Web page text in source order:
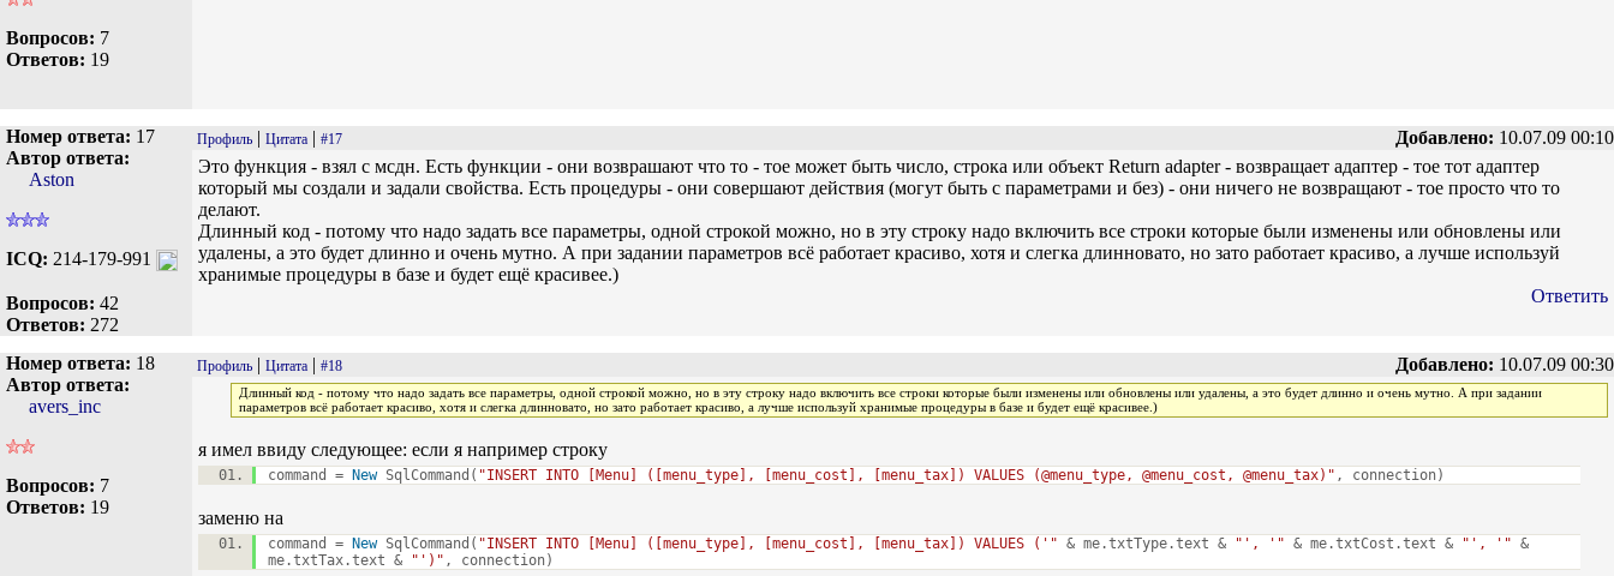
Вопросов: 7
Ответов: 19
Номер ответа: 17
Автор ответа:
Aston
ICQ: 214-179-991
Вопросов: 42
Ответов: 272
Профиль | Цитата | #17 Добавлено: 10.07.09 00:10
Это функция - взял с мсдн. Есть функции - они возврашают что то - тое может быть число, строка или объект Return adapter - возвращает адаптер - тое тот адаптер
который мы создали и задали свойства. Есть процедуры - они совершают действия (могут быть с параметрами и без) - они ничего не возвращают - тое просто что то
делают.
Длинный код - потому что надо задать все параметры, одной строкой можно, но в эту строку надо включить все строки которые были изменены или обновлены или
удалены, а это будет длинно и очень мутно. А при задании параметров всё работает красиво, хотя и слегка длинновато, но зато работает красиво, а лучше используй
хранимые процедуры в базе и будет ещё красивее.)
Ответить
Номер ответа: 18
Автор ответа:
avers_inc
Вопросов: 7
Ответов: 19
Профиль | Цитата | #18 Добавлено: 10.07.09 00:30
Длинный код - потому что надо задать все параметры, одной строкой можно, но в эту строку надо включить все строки которые были изменены или обновлены или удалены, а это будет длинно и очень мутно. А при задании
параметров всё работает красиво, хотя и слегка длинновато, но зато работает красиво, а лучше используй хранимые процедуры в базе и будет ещё красивее.)
я имел ввиду следующее: если я например строку
command = NewSqlCommand( "INSERT INTO [Menu] ([menu_type], [menu_cost], [menu_tax]) VALUES (@menu_type, @menu_cost, @menu_tax)" , connection)
заменю на
command = NewSqlCommand( "INSERT INTO [Menu] ([menu_type], [menu_cost], [menu_tax]) VALUES ('" & me.txtType.text & "', '" & me.txtCost.text & "', '" &
me.txtTax.text &
"')" , connection)